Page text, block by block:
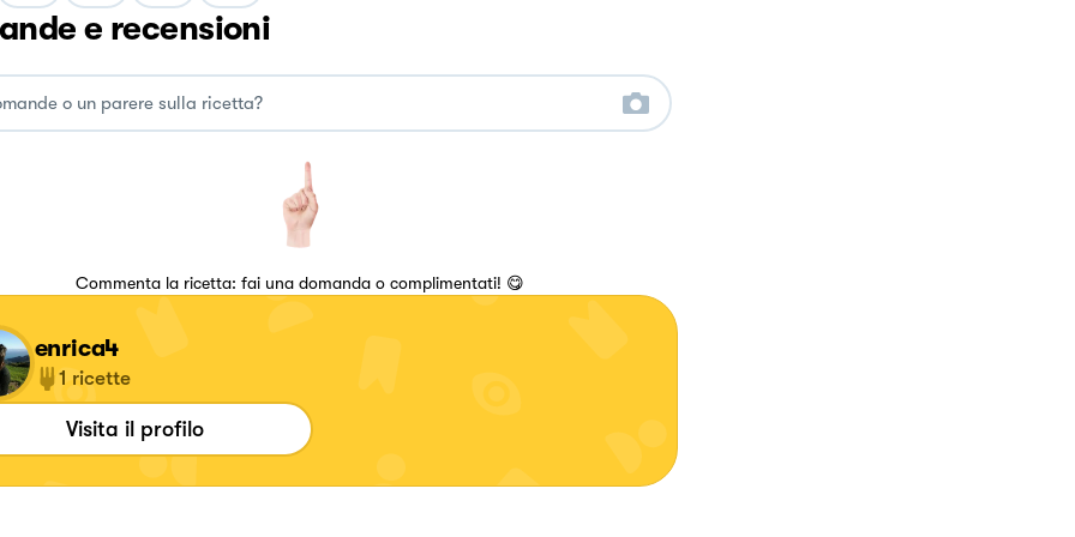
e recensioni
Commenta la ricetta: fai una domanda o complimentati! 😋
enrica4
1 ricette
Visita il profilo